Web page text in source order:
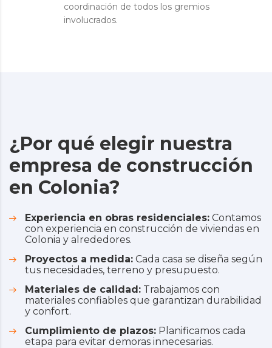
coordinación de todos los gremios
involucrados.
¿Por qué elegir nuestra
empresa de construcción
en Colonia?
Experiencia en obras residenciales: Contamos
con experiencia en construcción de viviendas en
Colonia y alrededores.
Proyectos a medida: Cada casa se diseña según
tus necesidades, terreno y presupuesto.
Materiales de calidad: Trabajamos con
materiales confiables que garantizan durabilidad
y confort.
Cumplimiento de plazos: Planificamos cada
etapa para evitar demoras innecesarias.